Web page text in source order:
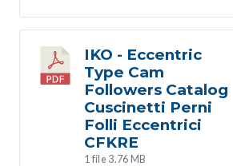
IKO - Eccentric
Type Cam
Followers Catalog
Cuscinetti Perni
Folli Eccentrici
CFKRE
1 file3.76 MB